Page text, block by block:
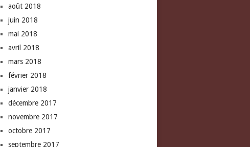
août 2018
juin 2018
mai 2018
avril 2018
mars 2018
février 2018
janvier 2018
décembre 2017
novembre 2017
octobre 2017
septembre 2017